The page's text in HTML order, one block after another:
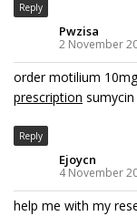
Reply
Pwzisa
2 November
order motilium
prescription
Reply
Ejoycn
4 November
help me with my